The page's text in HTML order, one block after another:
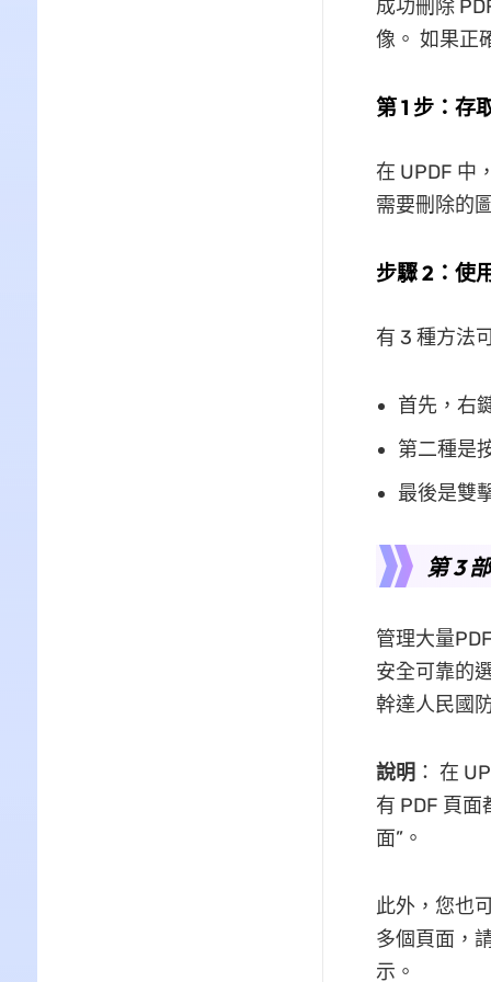
成功刪除
像。 如果正
第 1 步：存
在 UPDF 中
需要刪除的
步驟 2：使
有 3 種方法
首先，右
第二種是
最後是雙
第 3
管理大量
安全可靠的
幹達人民國
說明 ： 在
有 PDF 頁
面”。
此外，您也
多個頁面，
示。